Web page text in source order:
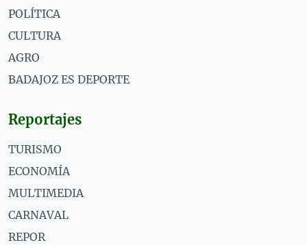
POLÍTICA
CULTURA
AGRO
BADAJOZ ES DEPORTE
Reportajes
TURISMO
ECONOMÍA
MULTIMEDIA
CARNAVAL
REPOR